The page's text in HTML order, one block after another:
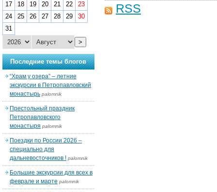
RSS
17
18 19 20 21 22
23
24
25 26 27 28 29
30
31
>
Последние темы блогов
“Храм у озера” – летние
экскурсии в Петропавловский
монастырь palomnik
Престольный праздник
Петропавловского
монастыря palomnik
Поездки по России 2026 –
специально для
дальневосточников ! palomnik
Большие экскурсии для всех в
феврале и марте palomnik